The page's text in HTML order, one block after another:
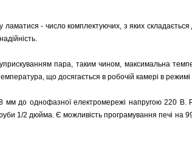
- число комплектуючих, з яких
пара, таким чином, максимальна
що досягається в робочій камері в режимі
мм до однофазної електромережі напругою 220 В.
1/2 дюйма. Є можливість програмування печі на